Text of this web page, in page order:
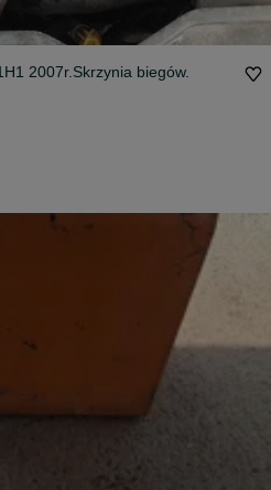
2007r.Skrzynia biegów.